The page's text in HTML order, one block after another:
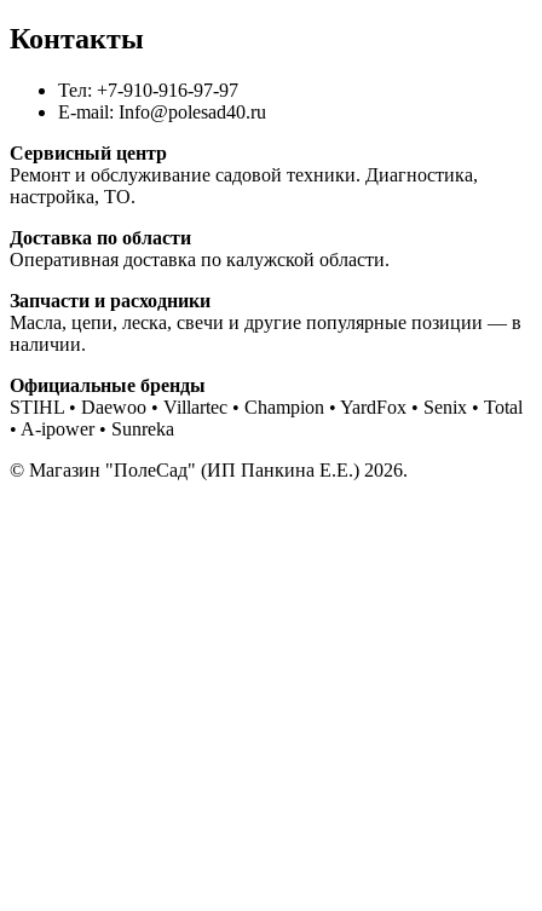
Контакты
Тел: +7-910-916-97-97
E-mail: Info@polesad40.ru
Сервисный центр
Ремонт и обслуживание садовой техники. Диагностика,
настройка, ТО.
Доставка по области
Оперативная доставка по калужской области.
Запчасти и расходники
Масла, цепи, леска, свечи и другие популярные позиции — в
наличии.
Официальные бренды
STIHL • Daewoo • Villartec • Champion • YardFox • Senix • Total
• A-ipower • Sunreka
© Магазин "ПолеСад" (ИП Панкина Е.Е.) 2026.